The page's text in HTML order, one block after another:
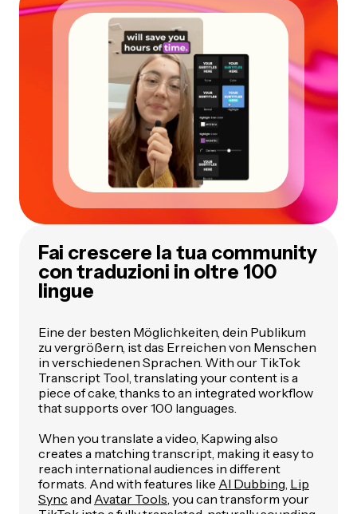
Fai crescere la tua community
con traduzioni in oltre 100
lingue
Eine der besten Möglichkeiten, dein Publikum
zu vergrößern, ist das Erreichen von Menschen
in verschiedenen Sprachen. With our TikTok
Transcript Tool, translating your content is a
piece of cake, thanks to an integrated workflow
that supports over 100 languages.
When you translate a video, Kapwing also
creates a matching transcript, making it easy to
reach international audiences in different
formats. And with features like AI Dubbing Lip
Sync and Avatar Tools , you can transform your